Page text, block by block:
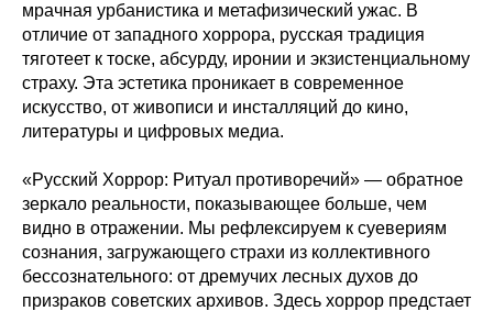
мрачная урбанистика и метафизический ужас. В
отличие от западного хоррора, русская традиция
тяготеет к тоске, абсурду, иронии и экзистенциальному
страху. Эта эстетика проникает в современное
искусство, от живописи и инсталляций до кино,
литературы и цифровых медиа.
«Русский Хоррор: Ритуал противоречий» — обратное
зеркало реальности, показывающее больше, чем
видно в отражении. Мы рефлексируем к суевериям
сознания, загружающего страхи из коллективного
бессознательного: от дремучих лесных духов до
призраков советских архивов. Здесь хоррор предстает